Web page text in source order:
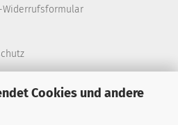
Cookies und andere